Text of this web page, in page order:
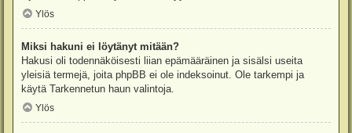
Ylös
Miksi hakuni ei löytänyt mitään?
Hakusi oli todennäköisesti liian epämääräinen ja sisälsi useita
yleisiä termejä, joita phpBB ei ole indeksoinut. Ole tarkempi ja
käytä Tarkennetun haun valintoja.
Ylös